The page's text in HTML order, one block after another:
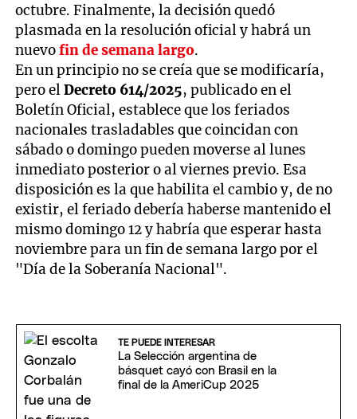
octubre. Finalmente, la decisión quedó
plasmada en la resolución oficial y habrá un
nuevofin de semana largo.
En un principio no se creía que se modificaría,
pero elDecreto 614/2025, publicado en el
Boletín Oficial, establece que los feriados
nacionales trasladables que coincidan con
sábado o domingo pueden moverse al lunes
inmediato posterior o al viernes previo. Esa
disposición es la que habilita el cambio y, de no
existir, el feriado debería haberse mantenido el
mismo domingo 12 y habría que esperar hasta
noviembre para un fin de semana largo por el
"Día de la Soberanía Nacional".
TE PUEDE INTERESAR
La Selección argentina de
básquet cayó con Brasil en la
final de la AmeriCup 2025